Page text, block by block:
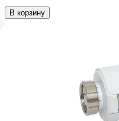
В корзину